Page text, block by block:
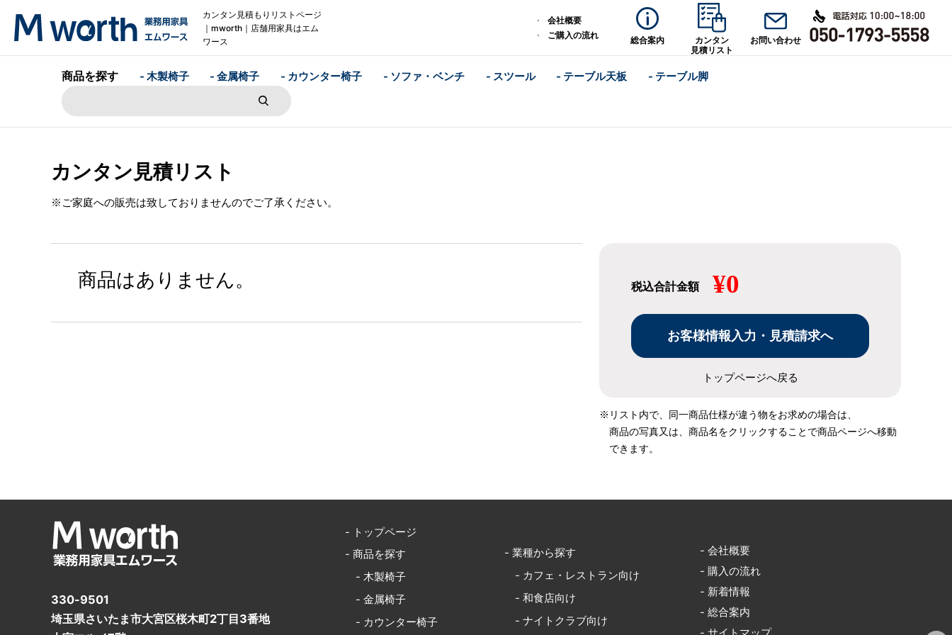
カンタン見積もりリストページ
｜mworth｜店舗用家具はエム
ワース
会社概要
ご購入の流れ
総合案内
カンタン
見積リスト
お問い合わせ
商品を探す - 木製椅子 - 金属椅子 - カウンター椅子 - ソファ・ベンチ - スツール - テーブル天板 - テーブル脚
カンタン見積リスト
※ご家庭への販売は致しておりませんのでご了承ください。
商品はありません。 税込合計金額 ¥0
トップページへ戻る
※リスト内で、同一商品仕様が違う物をお求めの場合は、
商品の写真又は、商品名をクリックすることで商品ページへ移動
できます。
330-9501
埼玉県さいたま市大宮区桜木町2丁目3番地
- トップページ
- 商品を探す
- 木製椅子
- 金属椅子
- カウンター椅子
- 業種から探す
- カフェ・レストラン向け
- 和食店向け
- ナイトクラブ向け
- 会社概要
- 購入の流れ
- 新着情報
- 総合案内